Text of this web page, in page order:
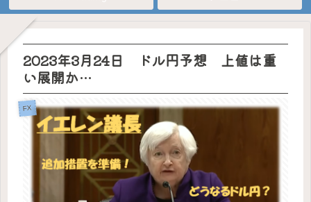
2023年3月24日 ドル円予想 上値は重
い展開か…
FX